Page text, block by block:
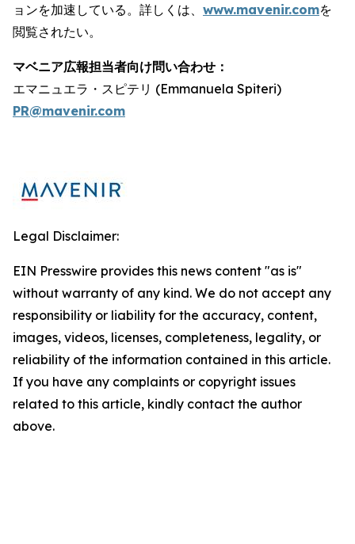
ョンを加速している。詳しくは、 www.mavenir.comを
閲覧されたい。
マベニア広報担当者向け問い合わせ：
エマニュエラ・スピテリ (Emmanuela Spiteri)
PR@mavenir.com
Legal Disclaimer:
EIN Presswire provides this news content "as is"
without warranty of any kind. We do not accept any
responsibility or liability for the accuracy, content,
images, videos, licenses, completeness, legality, or
reliability of the information contained in this article.
If you have any complaints or copyright issues
related to this article, kindly contact the author
above.